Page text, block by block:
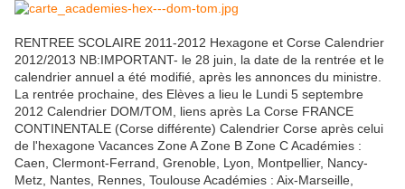
RENTREE SCOLAIRE 2011-2012 Hexagone et Corse Calendrier
2012/2013 NB:IMPORTANT- le 28 juin, la date de la rentrée et le
calendrier annuel a été modifié, après les annonces du ministre.
La rentrée prochaine, des Elèves a lieu le Lundi 5 septembre
2012 Calendrier DOM/TOM, liens après La Corse FRANCE
CONTINENTALE (Corse différente) Calendrier Corse après celui
de l'hexagone Vacances Zone A Zone B Zone C Académies :
Caen, Clermont-Ferrand, Grenoble, Lyon, Montpellier, Nancy-
Metz, Nantes, Rennes, Toulouse Académies : Aix-Marseille,